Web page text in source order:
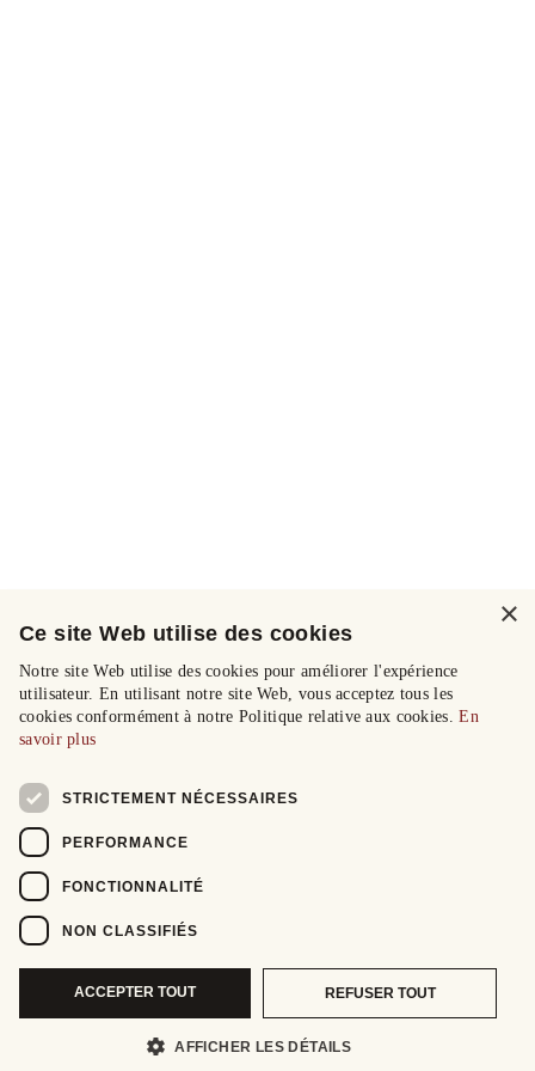
×
Ce site Web utilise des cookies
Notre site Web utilise des cookies pour améliorer l'expérience
utilisateur. En utilisant notre site Web, vous acceptez tous les
cookies conformément à notre Politique relative aux cookies.En
savoir plus
STRICTEMENT NÉCESSAIRES
PERFORMANCE
FONCTIONNALITÉ
NON CLASSIFIÉS
ACCEPTER TOUT REFUSER TOUT
AFFICHER LES DÉTAILS